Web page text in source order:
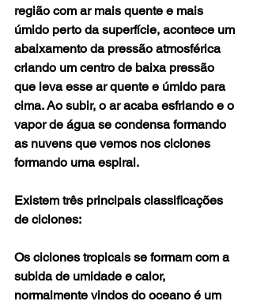
região com ar mais quente e mais
úmido perto da superfície, acontece um
abaixamento da pressão atmosférica
criando um centro de baixa pressão
que leva esse ar quente e úmido para
cima. Ao subir, o ar acaba esfriando e o
vapor de água se condensa formando
as nuvens que vemos nos ciclones
formando uma espiral.
Existem três principais classificações
de ciclones:
Os ciclones tropicais se formam com a
subida de umidade e calor,
normalmente vindos do oceano é um